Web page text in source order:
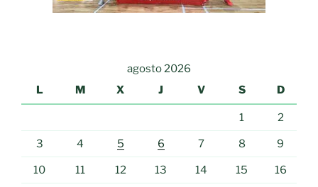
agosto 2026
L
M X J V S D
1 2
3 4 5 6 7 8 9
10 11 12 13 14 15 16